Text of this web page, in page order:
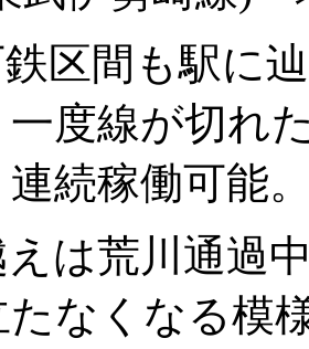
区間も駅に
度線が切れ
連続稼働可能
は荒川通過
たなくなる模